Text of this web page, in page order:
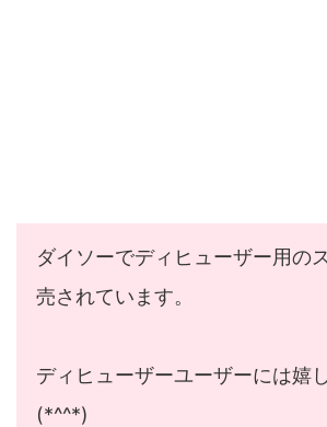
ダイソーでディヒューザー用の
売されています。
ディヒューザーユーザーには嬉
(*^^*)